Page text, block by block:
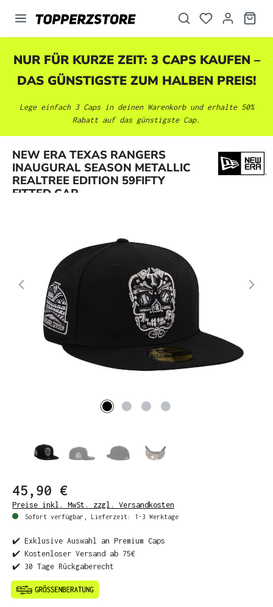
springen
NUR FÜR KURZE ZEIT: 3 CAPS KAUFEN –
DAS GÜNSTIGSTE ZUM HALBEN PREIS!
Lege einfach 3 Caps in deinen Warenkorb und erhalte 50%
Rabatt auf das günstigste Cap.
NEW ERA TEXAS RANGERS
INAUGURAL SEASON METALLIC
REALTREE EDITION 59FIFTY
FITTED CAP
Bildergalerie überspringen
45,90 €
Preise inkl. MwSt. zzgl. Versandkosten
Sofort verfügbar, Lieferzeit: 1-3 Werktage
✔️ Exklusive Auswahl an Premium Caps
✔️ Kostenloser Versand ab 75€
✔️ 30 Tage Rückgaberecht